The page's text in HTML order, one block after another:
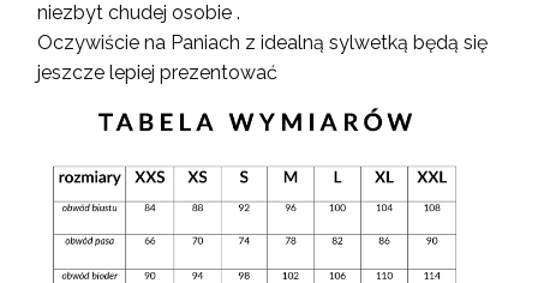
niezbyt chudej osobie .
Oczywiście na Paniach z idealną sylwetką będą się
jeszcze lepiej prezentować